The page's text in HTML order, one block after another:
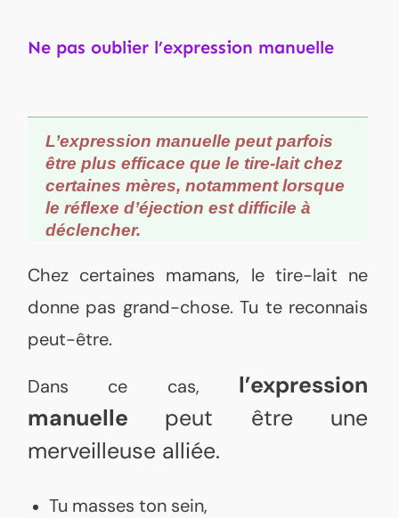
Ne pas oublier l’expression manuelle
L’expression manuelle peut parfois
être plus efficace que le tire-lait chez
certaines mères, notamment lorsque
le réflexe d’éjection est difficile à
déclencher.
Chez certaines mamans, le tire-lait ne
donne pas grand-chose. Tu te reconnais
peut-être.
Dans ce cas, l’expression
manuelle peut être une
merveilleuse alliée.
Tu masses ton sein,